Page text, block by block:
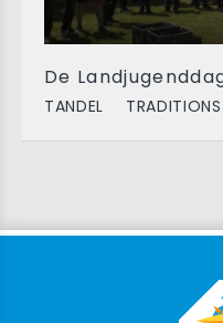
De
TANDEL TRADITIONS